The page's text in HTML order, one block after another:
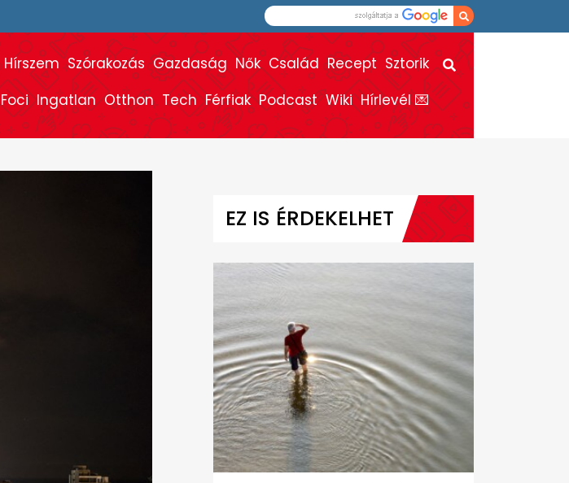
Hírszem Szórakozás Gazdaság Nők Család Recept Sztorik
Foci Ingatlan Otthon Tech Férfiak Podcast Wiki Hírlevél 💌
EZ IS ÉRDEKELHET